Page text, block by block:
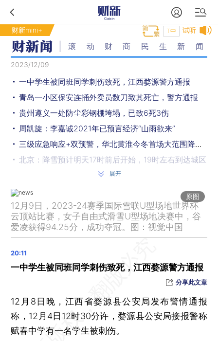
财新mini+ 试听
T中
滚动财商民生新闻
2023/12/09
一中学生被同班同学刺伤致死，江西婺源警方通报
青岛一小区保安连捅外卖员数刀致其死亡，警方通报
贵州遵义一处防尘彩钢棚垮塌，已致6死3伤
周凯旋：李嘉诚2021年已预言经济“山雨欲来”
三级应急响应+双预警，华北黄淮今冬首场大范围降雪将开启
北京：降雪预计明天17时前后开始，19时左右到达城区
云顶站女子自由式滑雪U型场地决赛，谷爱凌带伤夺冠
公募基金证券交易佣金下调 分配比例上限不超过15%
蓝箭航天朱雀二号再发射 液氧甲烷前景几何？
江西南昌“1·8”重大道路交通事故致20死19伤，调查报告公布
法国总统马克龙：巴黎圣母院将在2024年12月8日按时开放
国际奥委会允许俄罗斯和白俄罗斯运动员以中立个人身份参加巴黎奥运会
中央政治局会议延续稳增长基调 2024年要稳中求进、以进促稳、先立后破
11月CPI同比-0.5%低于预期 消费品下降、服务上升
北京2024年拟新建20万个电动自行车充电口
展开
原图
12月9日，2023-24赛季国际雪联U型场地世界杯
云顶站比赛，女子自由式滑雪U型场地决赛中，谷
爱凌获得94.25分，成功夺冠。图：视觉中国
一中学生被同班同学刺伤致死，江西婺源警方通报
分享此文章
12月8日晚，江西省婺源县公安局发布警情通报
称，12月4日12时30分许，婺源县公安局接报警称
赋春中学有一名学生被刺伤。